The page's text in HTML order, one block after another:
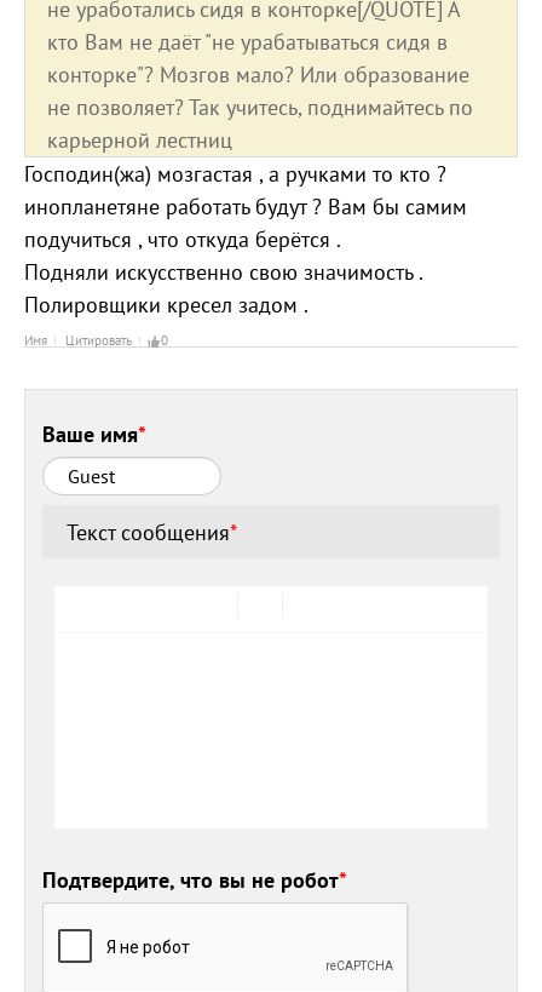
не уработались сидя в конторке[/QUOTE] А
кто Вам не даёт "не урабатываться сидя в
конторке"? Мозгов мало? Или образование
не позволяет? Так учитесь, поднимайтесь по
карьерной лестниц
Господин(жа) мозгастая , а ручками то кто ?
инопланетяне работать будут ? Вам бы самим
подучиться , что откуда берётся .
Подняли искусственно свою значимость .
Полировщики кресел задом .
Имя Цитировать 0
Ваше имя*
Текст сообщения*
Подтвердите, что вы не робот*